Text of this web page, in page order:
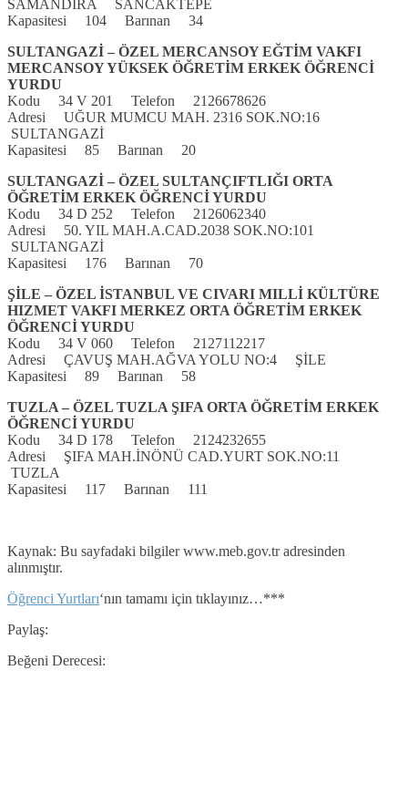
SAMANDIRA SANCAKTEPE
Kapasitesi 104 Barınan 34
SULTANGAZİ – ÖZEL MERCANSOY EĞTİM VAKFI
MERCANSOY YÜKSEK ÖĞRETİM ERKEK ÖĞRENCİ
YURDU
Kodu 34 V 201 Telefon 2126678626
Adresi UĞUR MUMCU MAH. 2316 SOK.NO:16
SULTANGAZİ
Kapasitesi 85 Barınan 20
SULTANGAZİ – ÖZEL SULTANÇIFTLIĞI ORTA
ÖĞRETİM ERKEK ÖĞRENCİ YURDU
Kodu 34 D 252 Telefon 2126062340
Adresi 50. YIL MAH.A.CAD.2038 SOK.NO:101
SULTANGAZİ
Kapasitesi 176 Barınan 70
ŞİLE – ÖZEL İSTANBUL VE CIVARI MILLİ KÜLTÜRE
HIZMET VAKFI MERKEZ ORTA ÖĞRETİM ERKEK
ÖĞRENCİ YURDU
Kodu 34 V 060 Telefon 2127112217
Adresi ÇAVUŞ MAH.AĞVA YOLU NO:4 ŞİLE
Kapasitesi 89 Barınan 58
TUZLA – ÖZEL TUZLA ŞIFA ORTA ÖĞRETİM ERKEK
ÖĞRENCİ YURDU
Kodu 34 D 178 Telefon 2124232655
Adresi ŞIFA MAH.İNÖNÜ CAD.YURT SOK.NO:11
TUZLA
Kapasitesi 117 Barınan 111
Kaynak: Bu sayfadaki bilgiler www.meb.gov.tr adresinden
alınmıştır.
Öğrenci Yurtları‘nın tamamı için tıklayınız…***
Paylaş:
Beğeni Derecesi: